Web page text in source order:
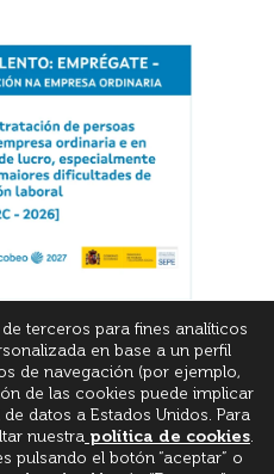
Reserved
terceros para fines analíticos
en base a un perfil
de navegación (por ejemplo,
de las cookies puede implicar
datos a Estados Unidos. Para
nuestra política de cookies.
pulsando el botón “aceptar” o